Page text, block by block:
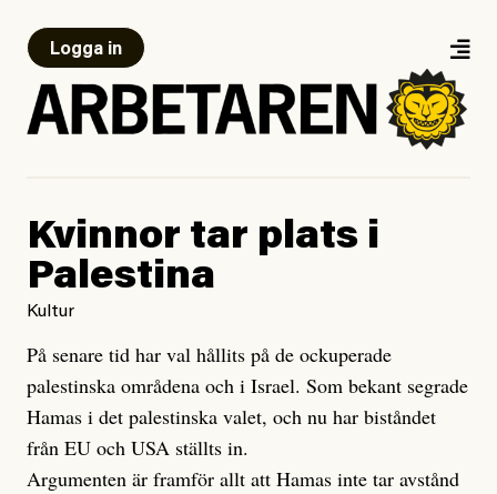
Logga in
Kvinnor tar plats i
Palestina
Kultur
På senare tid har val hållits på de ockuperade
palestinska områdena och i Israel. Som bekant segrade
Hamas i det palestinska valet, och nu har biståndet
från EU och USA ställts in.
Argumenten är framför allt att Hamas inte tar avstånd